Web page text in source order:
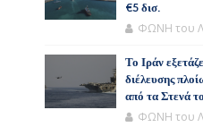
€5 δισ.
ΦΩΝΗ του
Το Ιράν
διέλευσης
από τα Στενά
ΦΩΝΗ του